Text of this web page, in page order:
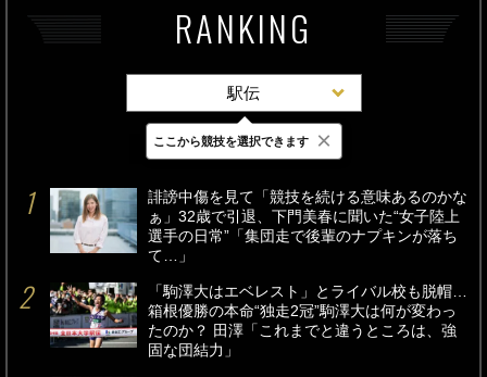
RANKING
駅伝
最新 24時間 週間
誹謗中傷を見て「競技を続ける意味あるのかな
ぁ」32歳で引退、下門美春に聞いた“女子陸上
選手の日常”「集団走で後輩のナプキンが落ち
て…」
「駒澤大はエベレスト」とライバル校も脱帽…
箱根優勝の本命“独走2冠”駒澤大は何が変わっ
たのか？ 田澤「これまでと違うところは、強
固な団結力」
ここから競技を選択できます ×